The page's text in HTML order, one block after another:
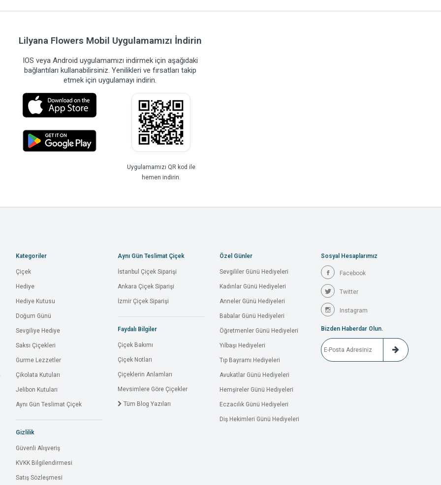
Lilyana Flowers Mobil Uygulamamızı İndirin
IOS veya Android uygulamamızı indirmek için aşağıdaki
bağlantıları kullanabilirsiniz. Yenilikleri ve fırsatları takip
etmek için uygulamayı indirin.
Uygulamamızı QR kod ile
hemen indirin.
Kategoriler
Çiçek
Hediye
Hediye Kutusu
Doğum Günü
Sevgiliye Hediye
Saksı Çiçekleri
Gurme Lezzetler
Çikolata Kutuları
Jelibon Kutuları
Aynı Gün Teslimat Çiçek
Gizlilik
Güvenli Alışveriş
KVKK Bilgilendirmesi
Satış Sözleşmesi
Aynı Gün Teslimat Çiçek
İstanbul Çiçek Siparişi
Ankara Çiçek Siparişi
İzmir Çiçek Siparişi
Faydalı Bilgiler
Çiçek Bakımı
Çiçek Notları
Çiçeklerin Anlamları
Mevsimlere Göre Çiçekler
Tüm Blog Yazıları
Özel Günler
Sevgililer Günü Hediyeleri
Kadınlar Günü Hediyeleri
Anneler Günü Hediyeleri
Babalar Günü Hediyeleri
Öğretmenler Günü Hediyeleri
Yılbaşı Hediyeleri
Tıp Bayramı Hediyeleri
Avukatlar Günü Hediyeleri
Hemşireler Günü Hediyeleri
Eczacılık Günü Hediyeleri
Diş Hekimleri Günü Hediyeleri
Sosyal Hesaplarımız
Facebook
Twitter
Instagram
Bizden Haberdar Olun.